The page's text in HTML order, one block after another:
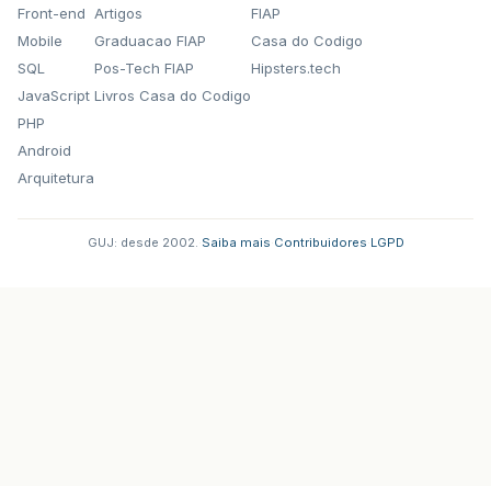
Front-end
Mobile
SQL
JavaScript
PHP
Android
Arquitetura
Artigos
Graduacao FIAP
Pos-Tech FIAP
Livros Casa do Codigo
FIAP
Casa do Codigo
Hipsters.tech
GUJ: desde 2002. Saiba mais Contribuidores LGPD